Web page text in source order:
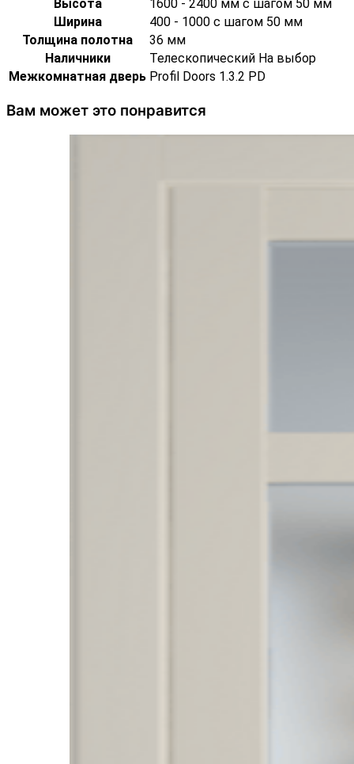
Высота
1600 - 2400 мм с шагом 50 мм
Ширина
400 - 1000 с шагом 50 мм
Толщина полотна
36 мм
Наличники
Телескопический На выбор
Межкомнатная дверь Profil Doors 1.3.2 PD
Вам может это понравится